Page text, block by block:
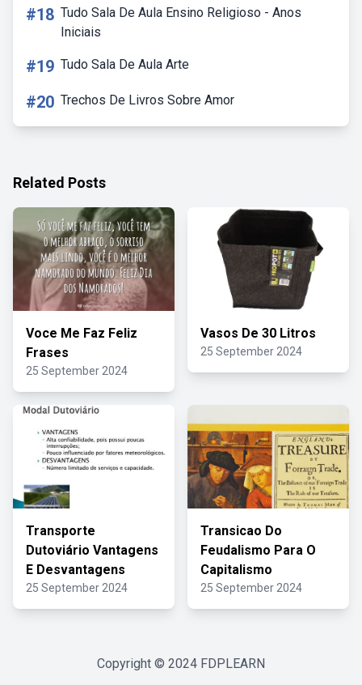
#18 Tudo Sala De Aula Ensino Religioso - Anos
Iniciais
#19 Tudo Sala De Aula Arte
#20 Trechos De Livros Sobre Amor
Related Posts
Voce Me Faz Feliz
Frases
25 September 2024
Vasos De 30 Litros
25 September 2024
Transporte
Dutoviário Vantagens
E Desvantagens
25 September 2024
Transicao Do
Feudalismo Para O
Capitalismo
25 September 2024
Copyright © 2024 FDPLEARN